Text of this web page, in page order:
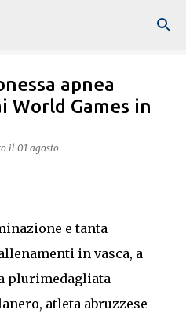
principali
apnea
World Games in
il 01 agosto
e tanta
in vasca, a
plurimedagliata
atleta abruzzese